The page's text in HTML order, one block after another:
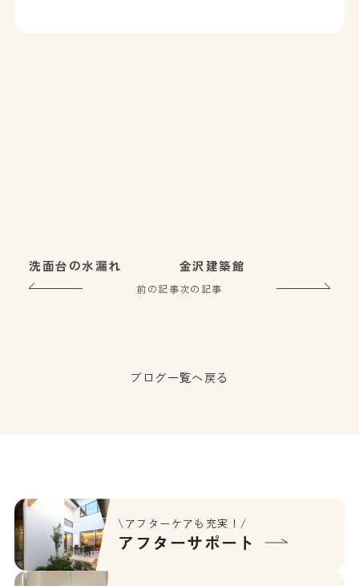
洗面台の水漏れ
前の記事
金沢建築館
次の記事
ブログ一覧へ戻る
\アフターケアも充実！/
アフターサポート